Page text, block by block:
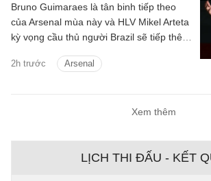
2h trước Arsenal
Bruno Guimaraes là tân binh tiếp theo
của Arsenal mùa này và HLV Mikel Arteta
kỳ vọng cầu thủ người Brazil sẽ tiếp thêm
Xem thêm
LỊCH THI ĐẤU - KẾT